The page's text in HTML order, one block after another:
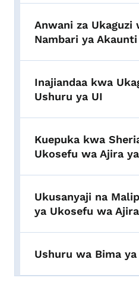
Anwani za Ukaguzi
Nambari ya
Inajiandaa kwa
Ushuru ya UI
Kuepuka kwa
Ukosefu wa Ajira
Ukusanyaji na
ya Ukosefu wa Ajira
Ushuru wa Bima